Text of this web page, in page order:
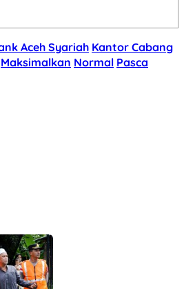
Aceh Syariah Kantor Cabang
Maksimalkan Normal Pasca